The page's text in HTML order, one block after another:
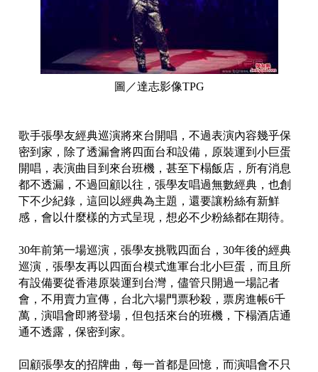
圖／達志影像TPG
歌手張學友經典巡演將來台開唱，不過表演內容幾乎保
密到家，除了透漏會將四面台和設備，原裝運到小巨蛋
開唱，表演曲目到來台班機，甚至下榻飯店，所有消息
都不透漏，不過回顧以往，張學友唱過無數經典，也創
下不少紀錄，這回以經典為主題，還要讓粉絲有新鮮
感，會以什麼樣的方式呈現，想必不少粉絲都在期待。
30年前第一場巡演，張學友挑戰四面台，30年後的經典
巡演，張學友再以四面台模式進軍台北小巨蛋，而且所
有設備要從香港原裝運到台灣，儘管只開過一場記者
會，不用賣力宣傳，台北六場門票秒殺，票房進帳6千
萬，演唱會即將登場，但包括來台的班機，下榻酒店通
通不透露，保密到家。
回顧張學友的招牌曲，每一首都是回憶，而演唱會不只